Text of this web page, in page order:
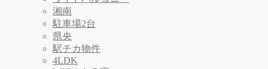
湘南
駐車場2台
県央
駅チカ物件
4LDK